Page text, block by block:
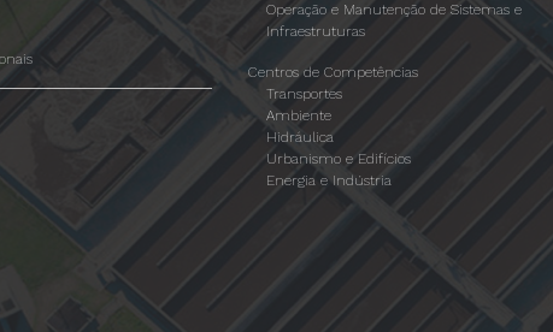
Operação e Manutenção de Sistemas e
Infraestruturas
Centros de Competências
Transportes
Ambiente
Hidráulica
Urbanismo e Edifícios
Energia e Indústria